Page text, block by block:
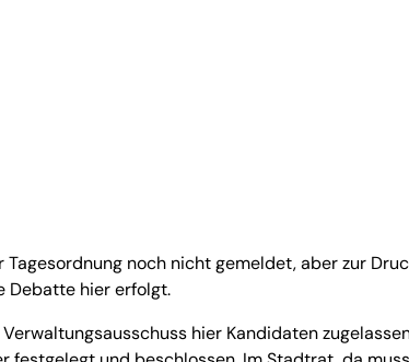
Tagesordnung noch nicht gemeldet, aber zur
Debatte hier erfolgt.
hier Kandidaten